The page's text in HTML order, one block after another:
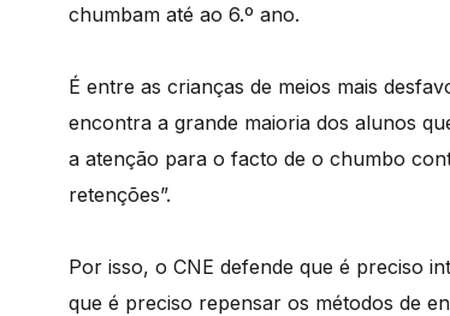
chumbam até ao 6.º ano.
É entre as crianças de meios mais
encontra a grande maioria dos alunos
a atenção para o facto de o chumbo
retenções”.
Por isso, o CNE defende que é preciso
que é preciso repensar os métodos de